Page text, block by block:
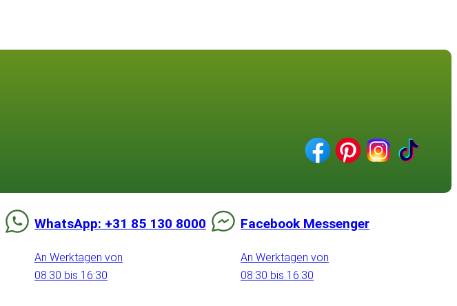
WhatsApp: +31 85 130 8000
An Werktagen von
08:30 bis 16:30
Facebook Messenger
An Werktagen von
08:30 bis 16:30